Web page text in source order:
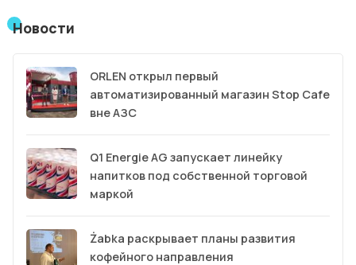
Новости
ORLEN открыл первый
автоматизированный магазин Stop Cafe
вне АЗС
Q1 Energie AG запускает линейку
напитков под собственной торговой
маркой
Żabka раскрывает планы развития
кофейного направления